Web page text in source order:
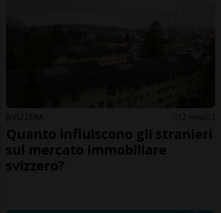
SVIZZERA 12 mesi 3
Quanto influiscono gli stranieri
sul mercato immobiliare
svizzero?